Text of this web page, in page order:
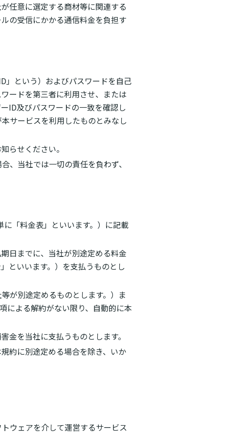
任意に選定する商材等に関連する
の受信にかかる通信料金を負担す
」という）およびパスワードを自己
ードを第三者に利用させ、または
ID及びパスワードの一致を確認し
サービスを利用したものとみなし
らせください。
、当社では一切の責任を負わず、
に「料金表」といいます。）に記載
日までに、当社が別途定める料金
といいます。）を支払うものとし
が別途定めるものとします。）ま
による解約がない限り、自動的に本
金を当社に支払うものとします。
約に別途定める場合を除き、いか
ウェアを介して運営するサービス